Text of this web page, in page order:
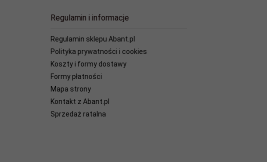
Regulamin i informacje
Regulamin sklepu Abant.pl
Polityka prywatności i cookies
Koszty i formy dostawy
Formy płatności
Mapa strony
Kontakt z Abant.pl
Sprzedaż ratalna